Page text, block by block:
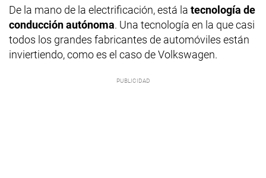
De la mano de la electrificación, está la tecnología de
conducción autónoma. Una tecnología en la que casi
todos los grandes fabricantes de automóviles están
inviertiendo, como es el caso de Volkswagen.